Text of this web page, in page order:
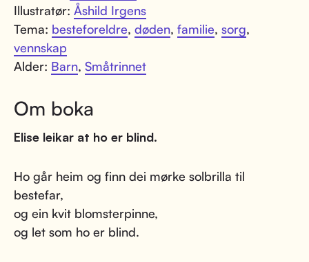
Illustratør: Åshild Irgens
Tema: besteforeldre, døden, familie, sorg,
vennskap
Alder: Barn, Småtrinnet
Om boka
Elise leikar at ho er blind.
Ho går heim og finn dei mørke solbrilla til
bestefar,
og ein kvit blomsterpinne,
og let som ho er blind.